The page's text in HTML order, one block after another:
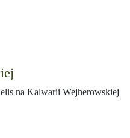
na Kalwarii Wejherowskiej